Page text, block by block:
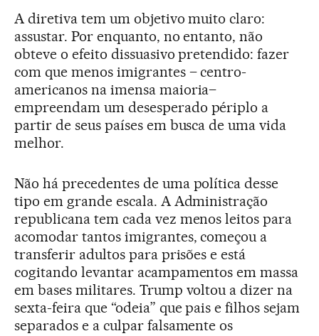
A diretiva tem um objetivo muito claro:
assustar. Por enquanto, no entanto, não
obteve o efeito dissuasivo pretendido: fazer
com que menos imigrantes – centro-
americanos na imensa maioria–
empreendam um desesperado périplo a
partir de seus países em busca de uma vida
melhor.
Não há precedentes de uma política desse
tipo em grande escala. A Administração
republicana tem cada vez menos leitos para
acomodar tantos imigrantes, começou a
transferir adultos para prisões e está
cogitando levantar acampamentos em massa
em bases militares. Trump voltou a dizer na
sexta-feira que “odeia” que pais e filhos sejam
separados e a culpar falsamente os